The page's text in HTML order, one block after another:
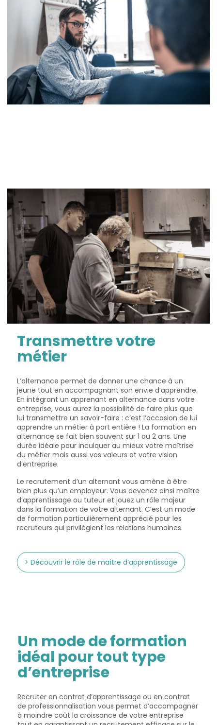
Transmettre votre
métier
L’alternance permet de donner une chance à un
jeune tout en accompagnant son envie d’apprendre.
En intégrant un apprenant en alternance dans votre
entreprise, vous aurez la possibilité de faire plus que
lui transmettre un savoir-faire : c’est l’occasion de lui
apprendre un métier à part entière ! La formation en
alternance se fait bien souvent sur 1 ou 2 ans. Une
durée idéale pour inculquer au mieux votre maîtrise
du métier mais aussi vos valeurs et votre vision
d’entreprise.
Le recrutement d’un alternant vous amène à être
bien plus qu’un employeur. Vous devenez ainsi maître
d’apprentissage ou tuteur et jouez un rôle majeur
dans la formation de votre alternant. C’est un mode
de formation particulièrement apprécié pour les
recruteurs qui privilégient les relations humaines.
> Découvrir le rôle de maître d’apprentissage
Un mode de formation
idéal pour tout type
d’entreprise
Recruter en contrat d’apprentissage ou en contrat
de professionnalisation vous permet d’accompagner
à moindre coût la croissance de votre entreprise